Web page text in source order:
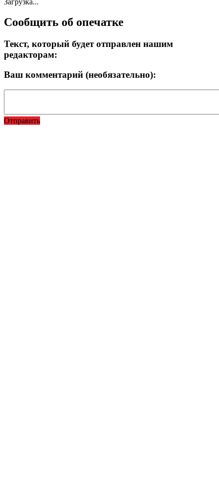
Сообщить об опечатке
Текст, который будет отправлен нашим
редакторам:
Ваш комментарий (необязательно):
Отправить